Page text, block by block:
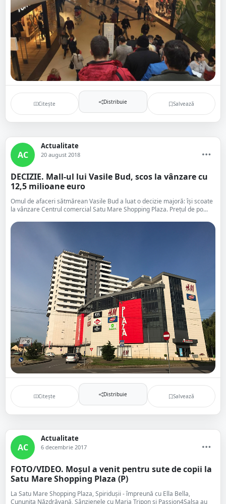
Citește Distribuie Salvează
AC
Actualitate
20 august 2018
DECIZIE. Mall-ul lui Vasile Bud, scos la vânzare cu
12,5 milioane euro
Omul de afaceri sătmărean Vasile Bud a luat o decizie majoră: își scoate
la vânzare Centrul comercial Satu Mare Shopping Plaza. Prețul de po...
Citește Distribuie Salvează
AC
Actualitate
6 decembrie 2017
FOTO/VIDEO. Moșul a venit pentru sute de copii la
Satu Mare Shopping Plaza (P)
La Satu Mare Shopping Plaza, Spiridușii - împreună cu Ella Bella,
Cununița Năzdrăvană, Sânzienele cu Maria Tripon și Passion4Salsa au